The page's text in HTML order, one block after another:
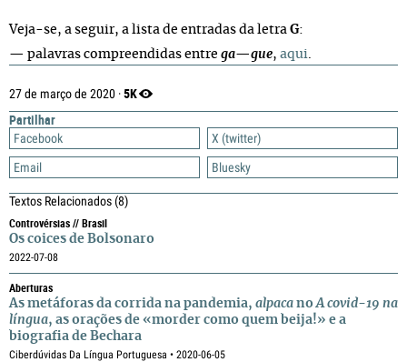
27 de março de 2020 ·5K
Partilhar
Facebook
X (twitter)
Email
Bluesky
Textos Relacionados(8)
Controvérsias // Brasil
Os coices de Bolsonaro
2022-07-08
Aberturas
As metáforas da corrida na pandemia, alpaca noA covid-19 na
língua, as orações de «morder como quem beija!» e a
biografia de Bechara
Ciberdúvidas Da Língua Portuguesa • 2020-06-05
Veja-se, a seguir, a lista de entradas da letra G:
— palavras compreendidas entre ga—gue, aqui.